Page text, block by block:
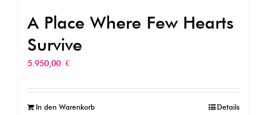
A Place Where Few Hearts
Survive
5.950,00 €
In den Warenkorb Details